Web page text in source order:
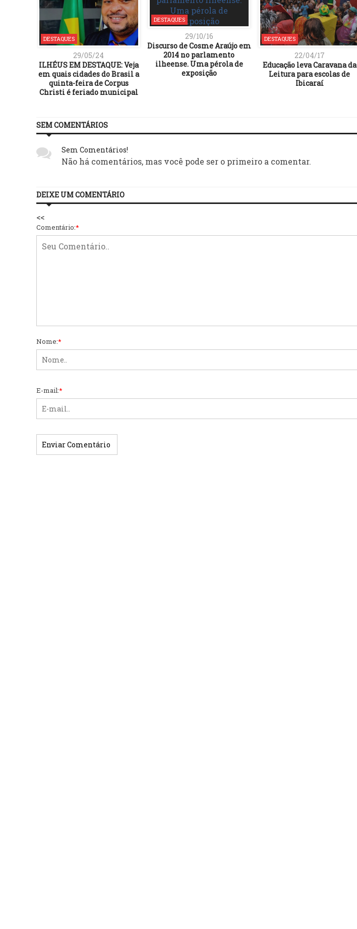
DESTAQUES
29/05/24
ILHÉUS EM DESTAQUE: Veja
em quais cidades do Brasil a
quinta-feira de Corpus
Christi é feriado municipal
DESTAQUES
29/10/16
Discurso de Cosme Araújo em
2014 no parlamento
ilheense. Uma pérola de
exposição
DESTAQUES
22/04/17
Educação leva Caravana da
Leitura para escolas de
Ibicaraí
SEM COMENTÁRIOS
Sem Comentários!
Não há comentários, mas você pode ser o primeiro a comentar.
DEIXE UM COMENTÁRIO
<<
Comentário:*
Nome:*
E-mail:*